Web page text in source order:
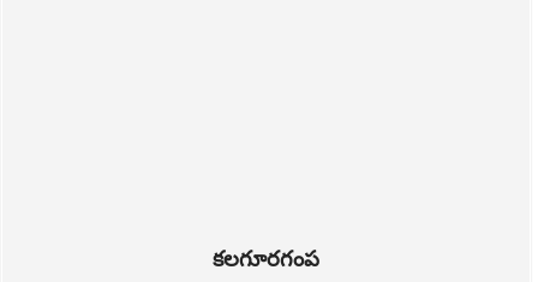
కలగూరగంప